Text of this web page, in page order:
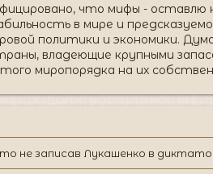
что мифы - оставлю
в мире и
политики и экономики.
владеющие крупными
миропорядка на их
не записав Лукашенко в